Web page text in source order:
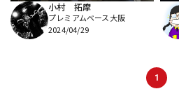
中古
小村 拓摩
プレミアムベース大阪
2024/04/29
1